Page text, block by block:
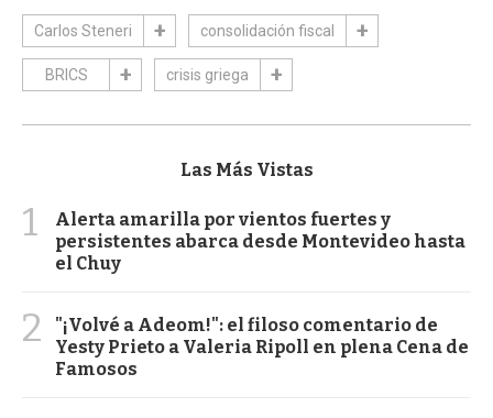
Carlos Steneri consolidación fiscal
BRICS crisis griega
Las Más Vistas
1
Alerta amarilla por vientos fuertes y
persistentes abarca desde Montevideo hasta
el Chuy
2
"¡Volvé a Adeom!": el filoso comentario de
Yesty Prieto a Valeria Ripoll en plena Cena de
Famosos